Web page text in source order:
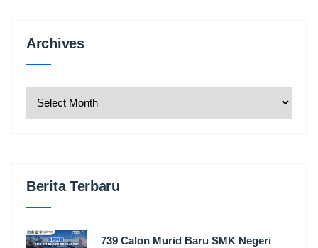
ArchivesArchives
Berita Terbaru
739 Calon Murid Baru SMK Negeri